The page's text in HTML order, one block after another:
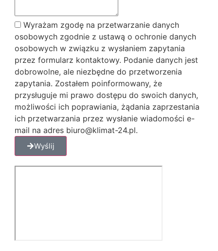
Wyrażam zgodę na przetwarzanie danych
osobowych zgodnie z ustawą o ochronie danych
osobowych w związku z wysłaniem zapytania
przez formularz kontaktowy. Podanie danych jest
dobrowolne, ale niezbędne do przetworzenia
zapytania. Zostałem poinformowany, że
przysługuje mi prawo dostępu do swoich danych,
możliwości ich poprawiania, żądania zaprzestania
ich przetwarzania przez wysłanie wiadomości e-
mail na adres biuro@klimat-24.pl.
Wyślij